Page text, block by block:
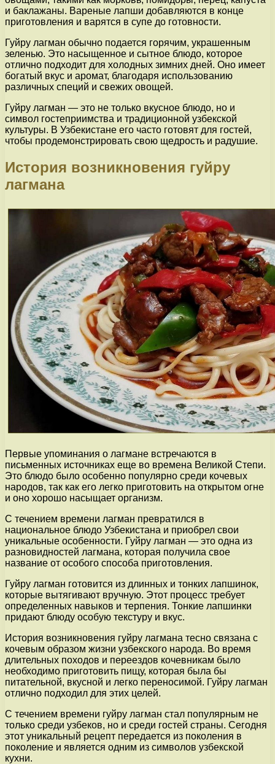
и баклажаны. Вареные лапши добавляются в конце
приготовления и варятся в супе до готовности.
Гуйру лагман обычно подается горячим, украшенным
зеленью. Это насыщенное и сытное блюдо, которое
отлично подходит для холодных зимних дней. Оно имеет
богатый вкус и аромат, благодаря использованию
различных специй и свежих овощей.
Гуйру лагман — это не только вкусное блюдо, но и
символ гостеприимства и традиционной узбекской
культуры. В Узбекистане его часто готовят для гостей,
чтобы продемонстрировать свою щедрость и радушие.
История возникновения гуйру
лагмана
Первые упоминания о лагмане встречаются в
письменных источниках еще во времена Великой Степи.
Это блюдо было особенно популярно среди кочевых
народов, так как его легко приготовить на открытом огне
и оно хорошо насыщает организм.
С течением времени лагман превратился в
национальное блюдо Узбекистана и приобрел свои
уникальные особенности. Гуйру лагман — это одна из
разновидностей лагмана, которая получила свое
название от особого способа приготовления.
Гуйру лагман готовится из длинных и тонких лапшинок,
которые вытягивают вручную. Этот процесс требует
определенных навыков и терпения. Тонкие лапшинки
придают блюду особую текстуру и вкус.
История возникновения гуйру лагмана тесно связана с
кочевым образом жизни узбекского народа. Во время
длительных походов и переездов кочевникам было
необходимо приготовить пищу, которая была бы
питательной, вкусной и легко переносимой. Гуйру лагман
отлично подходил для этих целей.
С течением времени гуйру лагман стал популярным не
только среди узбеков, но и среди гостей страны. Сегодня
этот уникальный рецепт передается из поколения в
поколение и является одним из символов узбекской
кухни.